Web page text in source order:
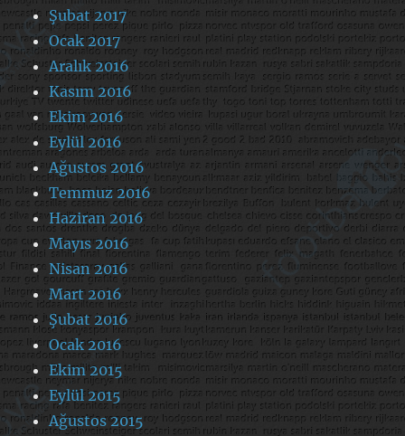
Şubat 2017
Ocak 2017
Aralık 2016
Kasım 2016
Ekim 2016
Eylül 2016
Ağustos 2016
Temmuz 2016
Haziran 2016
Mayıs 2016
Nisan 2016
Mart 2016
Şubat 2016
Ocak 2016
Ekim 2015
Eylül 2015
Ağustos 2015